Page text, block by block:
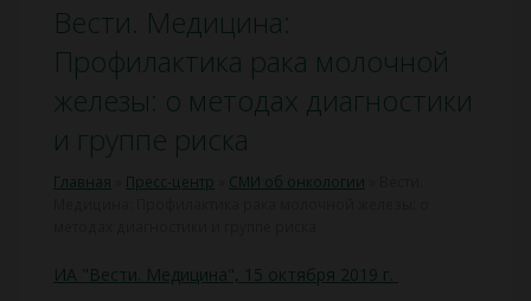
Вести. Медицина:
Профилактика рака молочной
железы: о методах диагностики
и группе риска
Главная Пресс-центр СМИ об онкологии
ИА "Вести. Медицина", 15 октября 2019 г.